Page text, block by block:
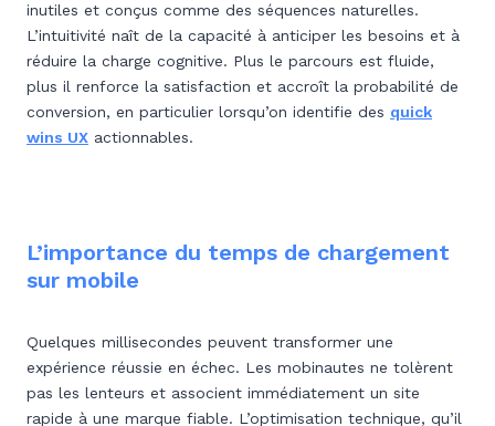
inutiles et conçus comme des séquences naturelles.
L’intuitivité naît de la capacité à anticiper les besoins et à
réduire la charge cognitive. Plus le parcours est fluide,
plus il renforce la satisfaction et accroît la probabilité de
conversion, en particulier lorsqu’on identifie des quick
wins UX actionnables.
L’importance du temps de chargement
sur mobile
Quelques millisecondes peuvent transformer une
expérience réussie en échec. Les mobinautes ne tolèrent
pas les lenteurs et associent immédiatement un site
rapide à une marque fiable. L’optimisation technique, qu’il